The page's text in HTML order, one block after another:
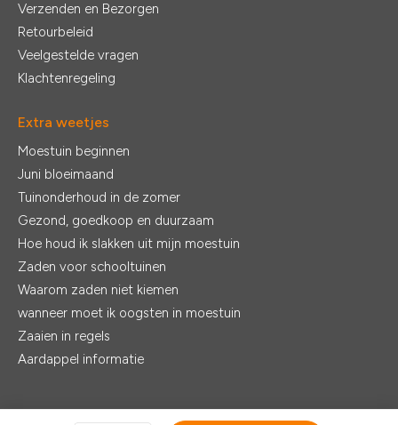
Verzenden en Bezorgen
Retourbeleid
Veelgestelde vragen
Klachtenregeling
Extra weetjes
Moestuin beginnen
Juni bloeimaand
Tuinonderhoud in de zomer
Gezond, goedkoop en duurzaam
Hoe houd ik slakken uit mijn moestuin
Zaden voor schooltuinen
Waarom zaden niet kiemen
wanneer moet ik oogsten in moestuin
Zaaien in regels
Aardappel informatie